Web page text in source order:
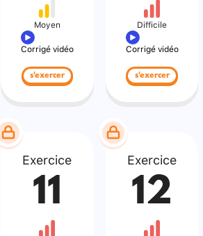
Moyen
Corrigé vidéo
s'exercer
Difficile
Corrigé vidéo
s'exercer
Exercice
11
Exercice
12